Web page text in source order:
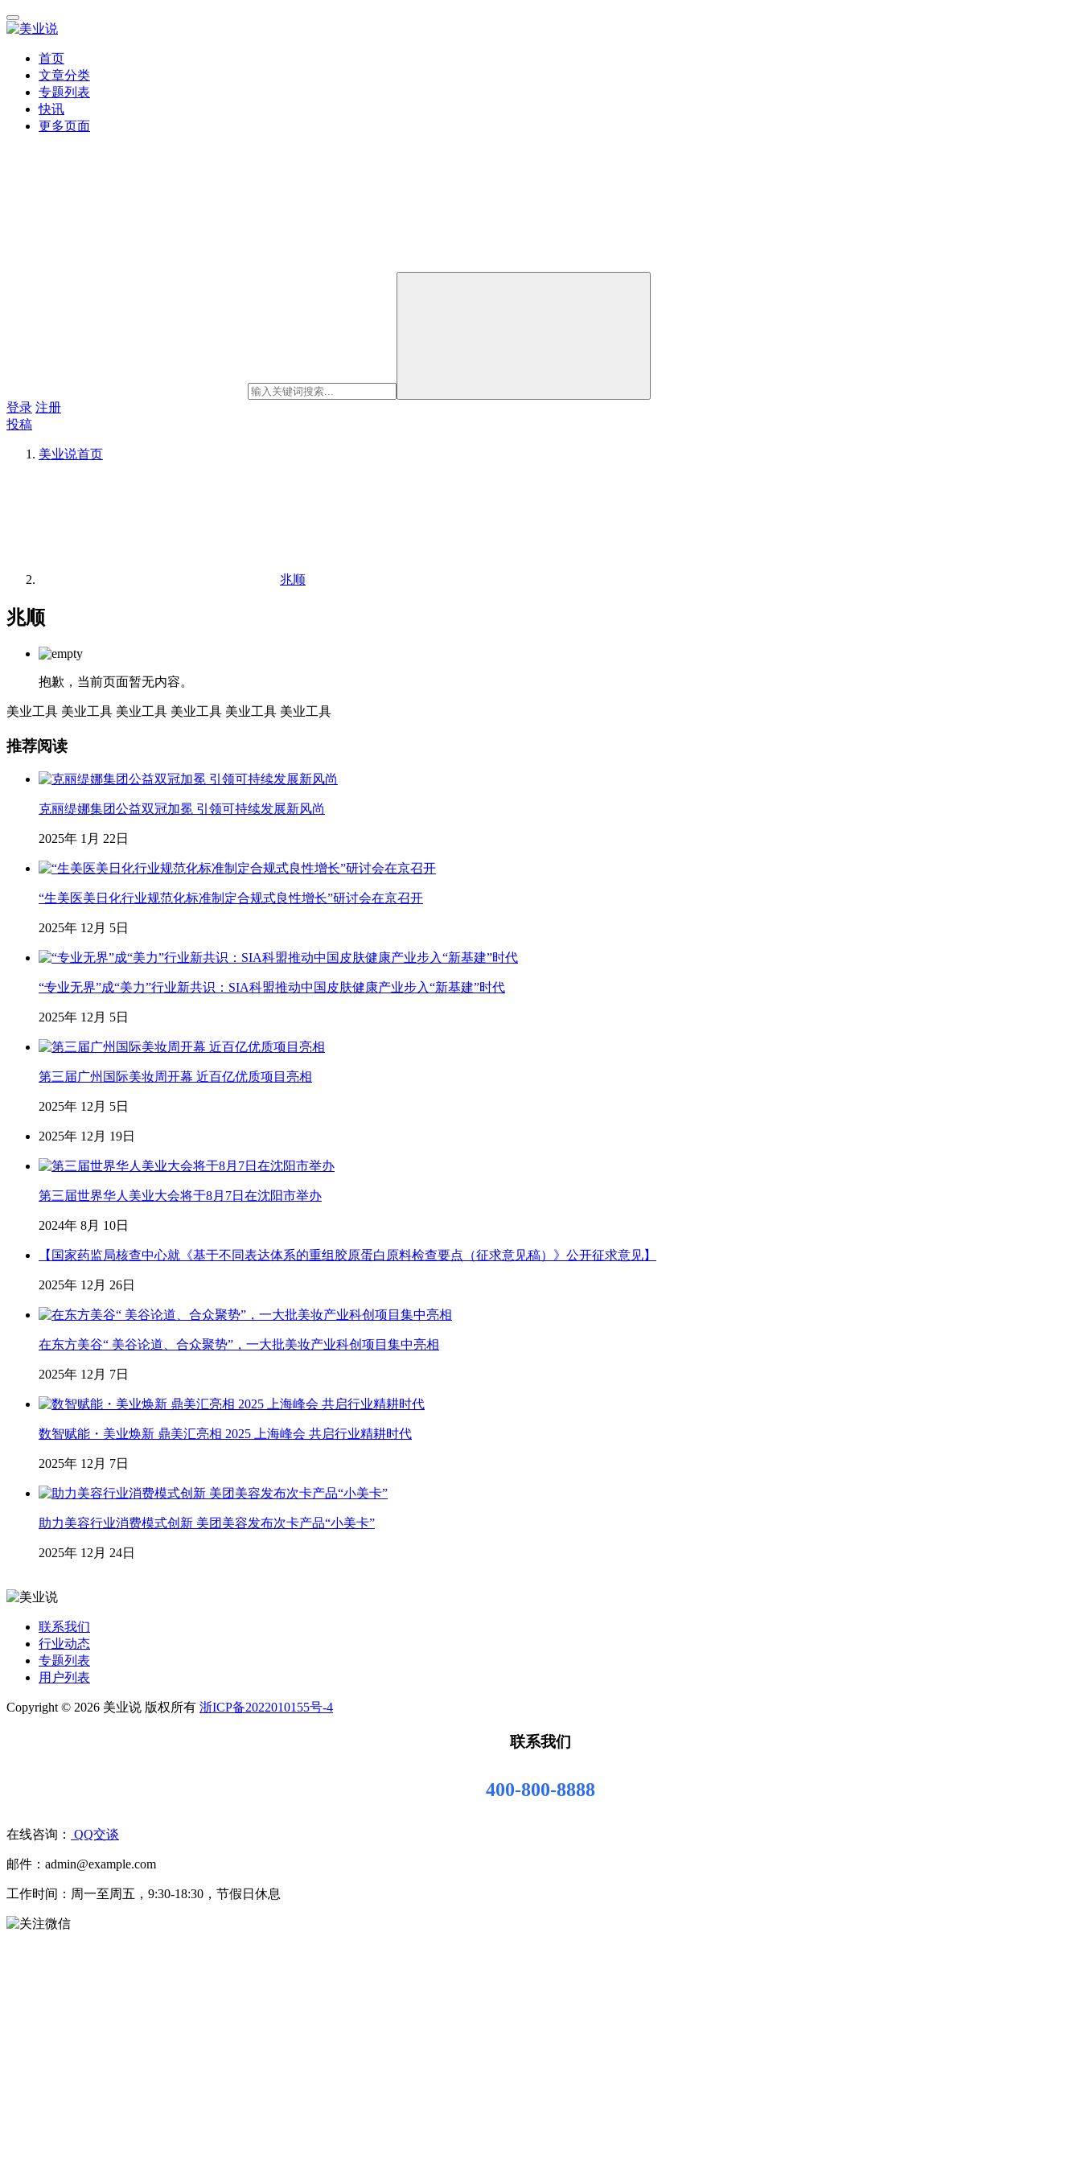
首页
文章分类
专题列表
快讯
更多页面
登录 注册
投稿
美业说首页
兆顺
兆顺
抱歉，当前页面暂无内容。
美业工具 美业工具 美业工具 美业工具 美业工具 美业工具
推荐阅读
克丽缇娜集团公益双冠加冕 引领可持续发展新风尚
2025年 1月 22日
“生美医美日化行业规范化标准制定合规式良性增长”研讨会在京召开
2025年 12月 5日
“专业无界”成“美力”行业新共识：SIA科盟推动中国皮肤健康产业步入“新基建”时代
2025年 12月 5日
第三届广州国际美妆周开幕 近百亿优质项目亮相
2025年 12月 5日
2025年 12月 19日
第三届世界华人美业大会将于8月7日在沈阳市举办
2024年 8月 10日
【国家药监局核查中心就《基于不同表达体系的重组胶原蛋白原料检查要点（征求意见稿）》公开征求意见】
2025年 12月 26日
在东方美谷“ 美谷论道、合众聚势”，一大批美妆产业科创项目集中亮相
2025年 12月 7日
数智赋能・美业焕新 鼎美汇亮相 2025 上海峰会 共启行业精耕时代
2025年 12月 7日
助力美容行业消费模式创新 美团美容发布次卡产品“小美卡”
2025年 12月 24日
联系我们
行业动态
专题列表
用户列表
Copyright © 2026 美业说 版权所有 浙ICP备2022010155号-4
联系我们
400-800-8888
在线咨询： QQ交谈
邮件：admin@example.com
工作时间：周一至周五，9:30-18:30，节假日休息